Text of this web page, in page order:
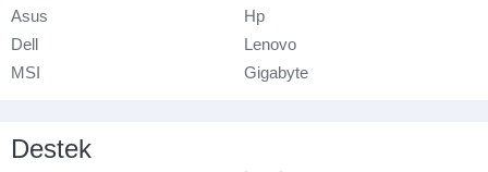
Asus
Hp
Dell
Lenovo
MSI
Gigabyte
Destek